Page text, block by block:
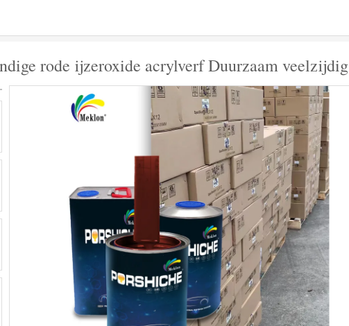
rode ijzeroxide acrylverf Duurzaam veelzijdig